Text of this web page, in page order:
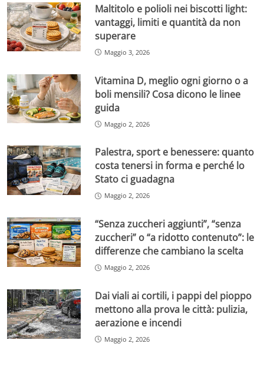
Maltitolo e polioli nei biscotti light:
vantaggi, limiti e quantità da non
superare
Maggio 3, 2026
Vitamina D, meglio ogni giorno o a
boli mensili? Cosa dicono le linee
guida
Maggio 2, 2026
Palestra, sport e benessere: quanto
costa tenersi in forma e perché lo
Stato ci guadagna
Maggio 2, 2026
“Senza zuccheri aggiunti”, “senza
zuccheri” o “a ridotto contenuto”: le
differenze che cambiano la scelta
Maggio 2, 2026
Dai viali ai cortili, i pappi del pioppo
mettono alla prova le città: pulizia,
aerazione e incendi
Maggio 2, 2026